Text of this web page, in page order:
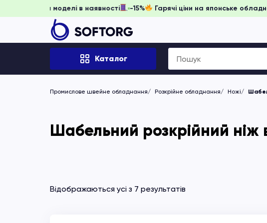
забронювати, доки моделі в наявності -15% Гарячі ціни на
Каталог
Search
for:
Промислове швейне обладнання Розкрійне обладнання Ножі
Шабельний розкрійний ніж
Відображаються усі з 7 результатів